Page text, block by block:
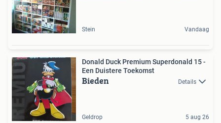
Stein Vandaag
Donald Duck Premium Superdonald 15 -
Een Duistere Toekomst
Bieden Details
Geldrop 5 aug 26